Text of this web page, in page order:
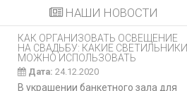
НАШИ НОВОСТИ
КАК ОРГАНИЗОВАТЬ ОСВЕЩЕНИЕ
НА СВАДЬБУ: КАКИЕ СВЕТИЛЬНИКИ
МОЖНО ИСПОЛЬЗОВАТЬ
Дата: 24.12.2020
В украшении банкетного зала для